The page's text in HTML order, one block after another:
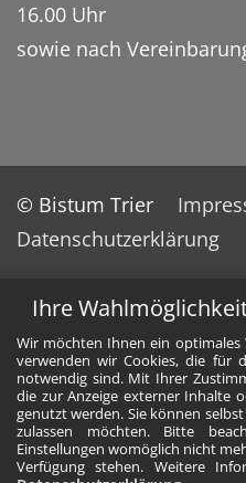
Ihre
Wir möchten Ihnen ein optimales
verwenden wir Cookies, die für
notwendig sind. Mit Ihrer
die zur Anzeige externer Inhalte
genutzt werden. Sie können
zulassen möchten. Bitte
Einstellungen womöglich nicht
Verfügung stehen. Weitere
16.00 Uhr
sowie nach
© Bistum Trier
Datenschutzerklärung